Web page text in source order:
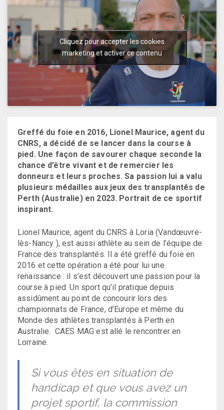
Cliquez pour accepter les cookies
marketing et activer ce contenu
Greffé du foie en 2016, Lionel Maurice, agent du
CNRS, a décidé de se lancer dans la course à
pied. Une façon de savourer chaque seconde la
chance d’être vivant et de remercier les
donneurs et leurs proches. Sa passion lui a valu
plusieurs médailles aux jeux des transplantés de
Perth (Australie) en 2023. Portrait de ce sportif
inspirant.
Lionel Maurice, agent du CNRS à Loria (Vandœuvre-
lès-Nancy ), est aussi athlète au sein de l’équipe de
France des transplantés. Il a été greffé du foie en
2016 et cette opération a été pour lui une
renaissance : il s’est découvert une passion pour la
course à pied. Un sport qu’il pratique depuis
assidûment au point de concourir lors des
championnats de France, d’Europe et même du
Monde des athlètes transplantés à Perth en
Australie. CAES MAG est allé le rencontrer en
Lorraine.
Si vous êtes en situation de
handicap et que vous avez un
projet sportif, la commission